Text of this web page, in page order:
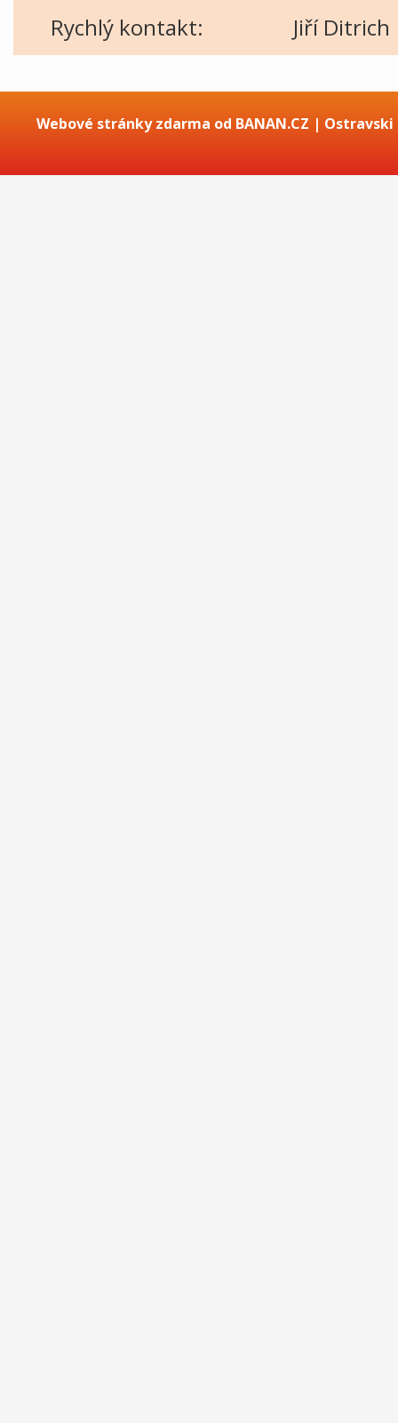
Rychlý kontakt: Jiří Ditrich
Webové stránky zdarma od BANAN.CZ | Ostravski